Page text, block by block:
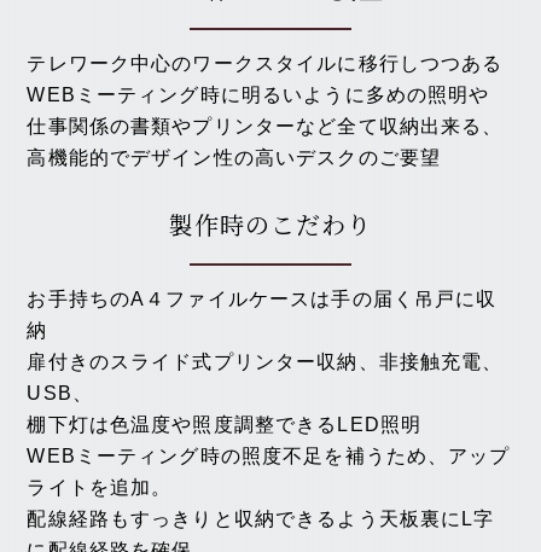
テレワーク中心のワークスタイルに移行しつつある
WEBミーティング時に明るいように多めの照明や
仕事関係の書類やプリンターなど全て収納出来る、
高機能的でデザイン性の高いデスクのご要望
製作時のこだわり
お手持ちのA４ファイルケースは手の届く吊戸に収
納
扉付きのスライド式プリンター収納、非接触充電、
USB、
棚下灯は色温度や照度調整できるLED照明
WEBミーティング時の照度不足を補うため、アップ
ライトを追加。
配線経路もすっきりと収納できるよう天板裏にL字